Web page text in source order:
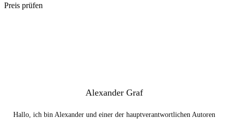
Preis prüfen
Alexander Graf
Hallo, ich bin Alexander und einer der hauptverantwortlichen Autoren